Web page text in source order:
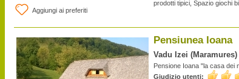
Aggiungi ai preferiti
prodotti tipici, Spazio giochi
Pensiunea Ioana
Vadu Izei (Maramures)
Pensione Ioana "la casa dei
Giudizio utenti: